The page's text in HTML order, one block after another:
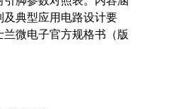
典型应用电路设计要
微电子官方规格书（版